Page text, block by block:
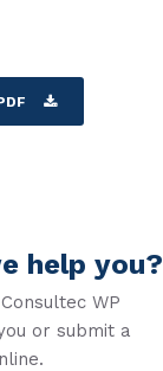
help you?
WP
or submit a